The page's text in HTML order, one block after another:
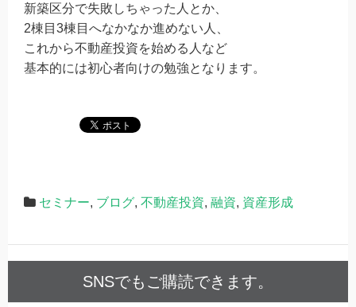
新築区分で失敗しちゃった人とか、
2棟目3棟目へなかなか進めない人、
これから不動産投資を始める人など
基本的には初心者向けの勉強となります。
セミナー, ブログ, 不動産投資, 融資, 資産形成
SNSでもご購読できます。